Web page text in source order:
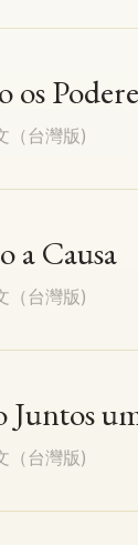
（台灣版)
a Causa
（台灣版)
（台灣版)